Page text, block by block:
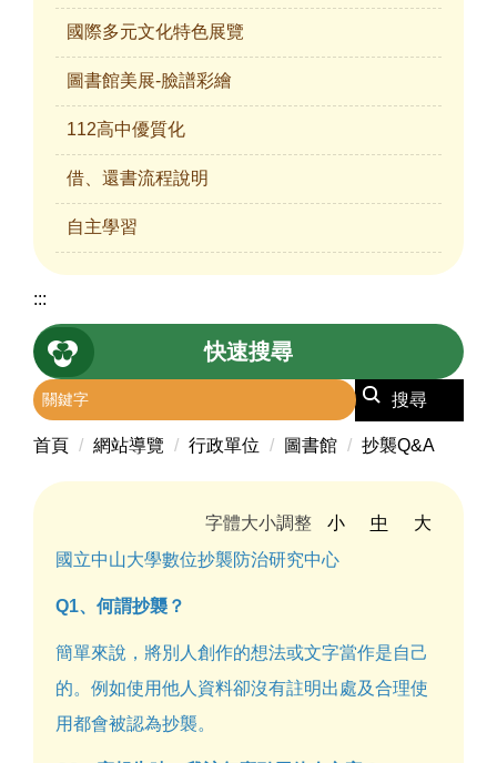
國際多元文化特色展覽
圖書館美展-臉譜彩繪
112高中優質化
借、還書流程說明
自主學習
:::
快速搜尋
搜尋
首頁 網站導覽 行政單位 圖書館 抄襲Q&A
字體大小調整 小 中
大
國立中山大學數位抄襲防治研究中心
Q1、何謂抄襲？
簡單來說，將別人創作的想法或文字當作是自己
的。例如使用他人資料卻沒有註明出處及合理使
用都會被認為抄襲。